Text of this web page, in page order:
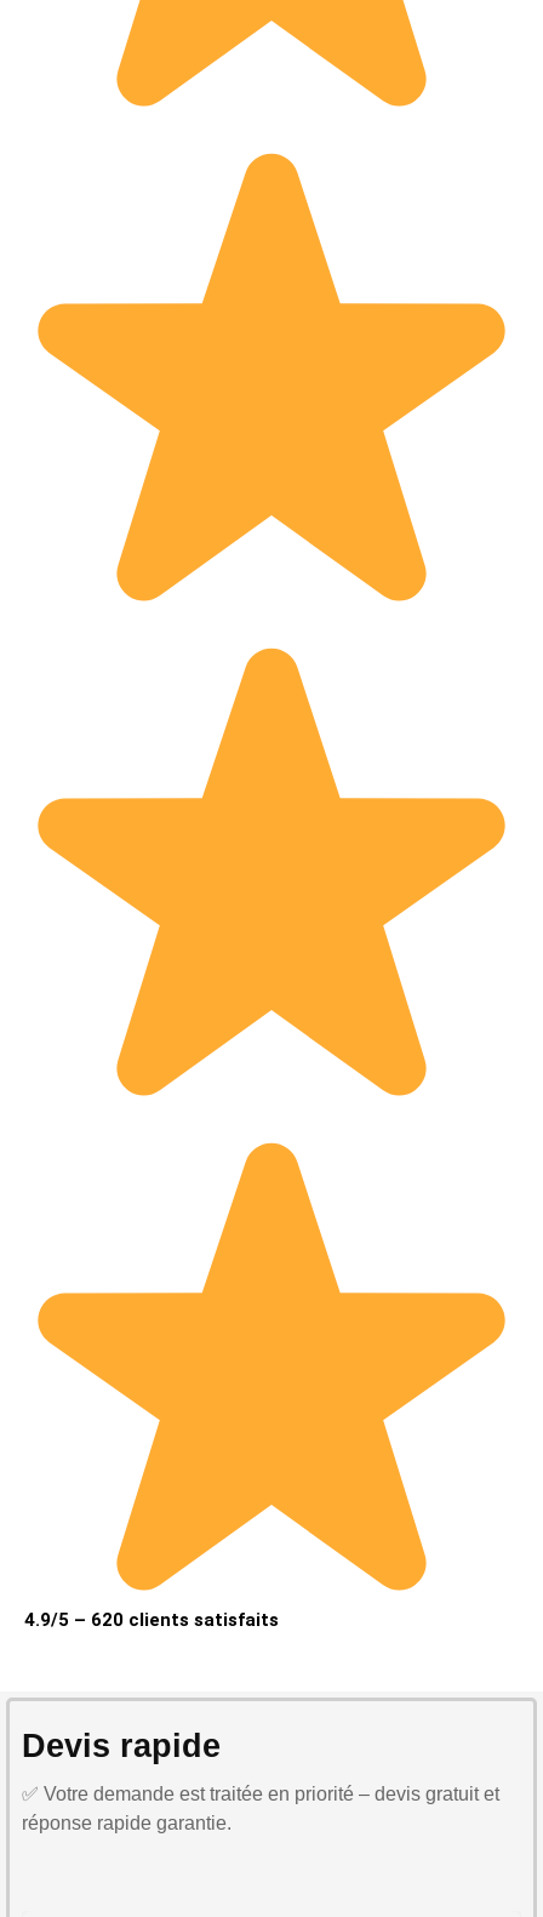
4.9/5 – 620 clients satisfaits
Devis rapide
✅ Votre demande est traitée en priorité – devis gratuit et
réponse rapide garantie.